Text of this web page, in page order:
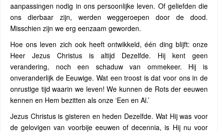
aanpassingen nodig in ons persoonlijke leven. Of geliefden die
ons dierbaar zijn, werden weggeroepen door de dood.
Misschien zijn we erg eenzaam geworden.
Hoe ons leven zich ook heeft ontwikkeld, één ding blijft: onze
Heer Jezus Christus is altijd Dezelfde. Hij kent geen
verandering, noch een schaduw van ommekeer. Hij is
onveranderlijk de Eeuwige. Wat een troost is dat voor ons in de
onrustige tijd waarin we leven! We kunnen de Rots der eeuwen
kennen en Hem bezitten als onze ‘Een en Al.’
Jezus Christus is gisteren en heden Dezelfde. Wat Hij was voor
de gelovigen van voorbije eeuwen of decennia, is Hij nu voor